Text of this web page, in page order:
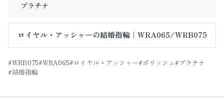
プラチナ
ロイヤル・アッシャーの結婚指輪｜WRA065/WRB075
WRB075 WRA065 ロイヤル・アッシャー ポリッシュ
プラチナ
結婚指輪